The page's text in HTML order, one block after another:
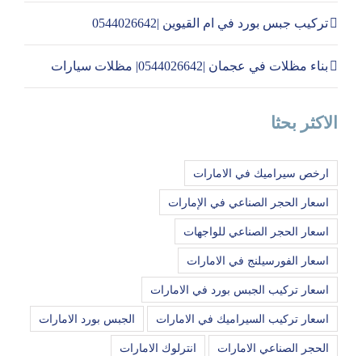
تركيب جبس بورد في ام القيوين |0544026642
بناء مظلات في عجمان |0544026642| مظلات سيارات
الاكثر بحثا
ارخص سيراميك في الامارات
اسعار الحجر الصناعي في الإمارات
اسعار الحجر الصناعي للواجهات
اسعار الفورسيلنج في الامارات
اسعار تركيب الجبس بورد في الامارات
اسعار تركيب السيراميك في الامارات الجبس بورد الامارات
الحجر الصناعي الامارات انترلوك الامارات